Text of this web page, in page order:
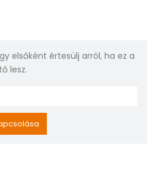
elsőként értesülj arról, ha ez a
lesz.